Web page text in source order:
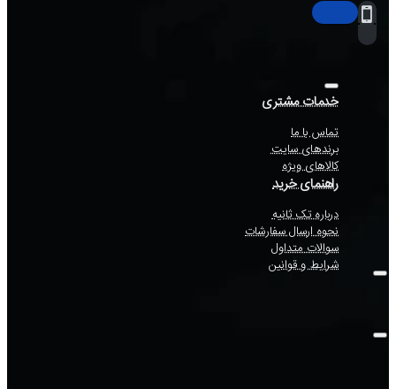
خدمات مشتری
تماس با ما
برندهای سایت
کالاهای ویژه
راهنمای خرید
درباره تک ثانیه
نحوه ارسال سفارشات
سوالات متداول
شرایط و قوانین